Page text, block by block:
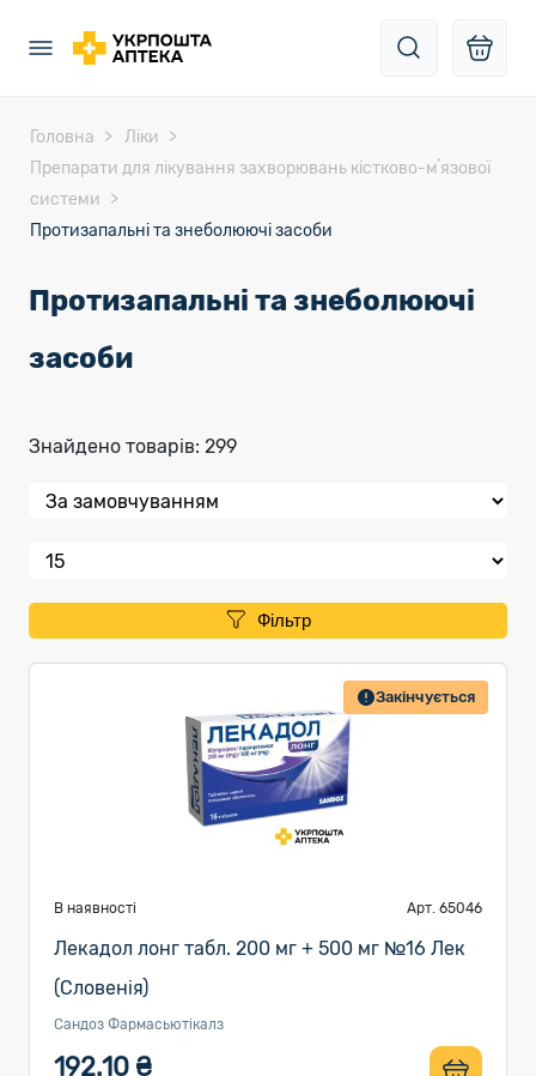
Головна
Ліки
Препарати для лікування захворювань кістково-мʼязової
системи
Протизапальні та знеболюючі засоби
Протизапальні та знеболюючі
засоби
Знайдено товарів: 299
Фільтр
Закінчується
В наявності Арт. 65046
Лекадол лонг табл. 200 мг + 500 мг №16 Лек
(Словенія)
Сандоз Фармасьютікалз
192.10 ₴